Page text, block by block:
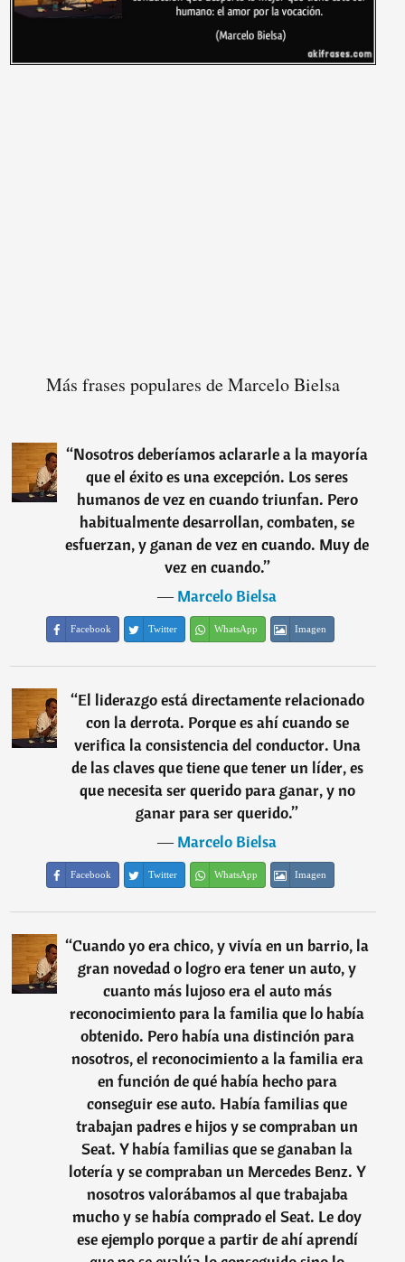
Más frases populares de Marcelo Bielsa
“Nosotros deberíamos aclararle a la mayoría
que el éxito es una excepción. Los seres
humanos de vez en cuando triunfan. Pero
habitualmente desarrollan, combaten, se
esfuerzan, y ganan de vez en cuando. Muy de
vez en cuando.”
―Marcelo Bielsa
Facebook Twitter WhatsApp Imagen
“El liderazgo está directamente relacionado
con la derrota. Porque es ahí cuando se
verifica la consistencia del conductor. Una
de las claves que tiene que tener un líder, es
que necesita ser querido para ganar, y no
ganar para ser querido.”
―Marcelo Bielsa
Facebook Twitter WhatsApp Imagen
“Cuando yo era chico, y vivía en un barrio, la
gran novedad o logro era tener un auto, y
cuanto más lujoso era el auto más
reconocimiento para la familia que lo había
obtenido. Pero había una distinción para
nosotros, el reconocimiento a la familia era
en función de qué había hecho para
conseguir ese auto. Había familias que
trabajan padres e hijos y se compraban un
Seat. Y había familias que se ganaban la
lotería y se compraban un Mercedes Benz. Y
nosotros valorábamos al que trabajaba
mucho y se había comprado el Seat. Le doy
ese ejemplo porque a partir de ahí aprendí